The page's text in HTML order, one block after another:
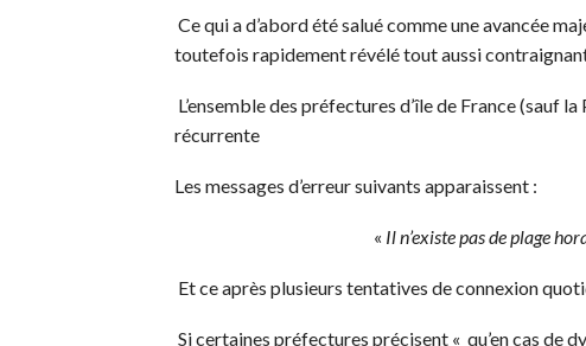
Ce qui a d’abord été salué comme une avancée
toutefois rapidement révélé tout aussi
L’ensemble des préfectures d’île de France
récurrente
Les messages d’erreur suivants apparaissent :
« Il n’existe pas de plage
Et ce après plusieurs tentatives de connexion
Si certaines préfectures précisent « qu’en cas de